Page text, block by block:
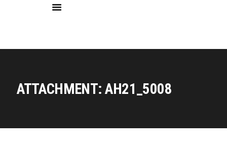
ATTACHMENT: AH21_5008